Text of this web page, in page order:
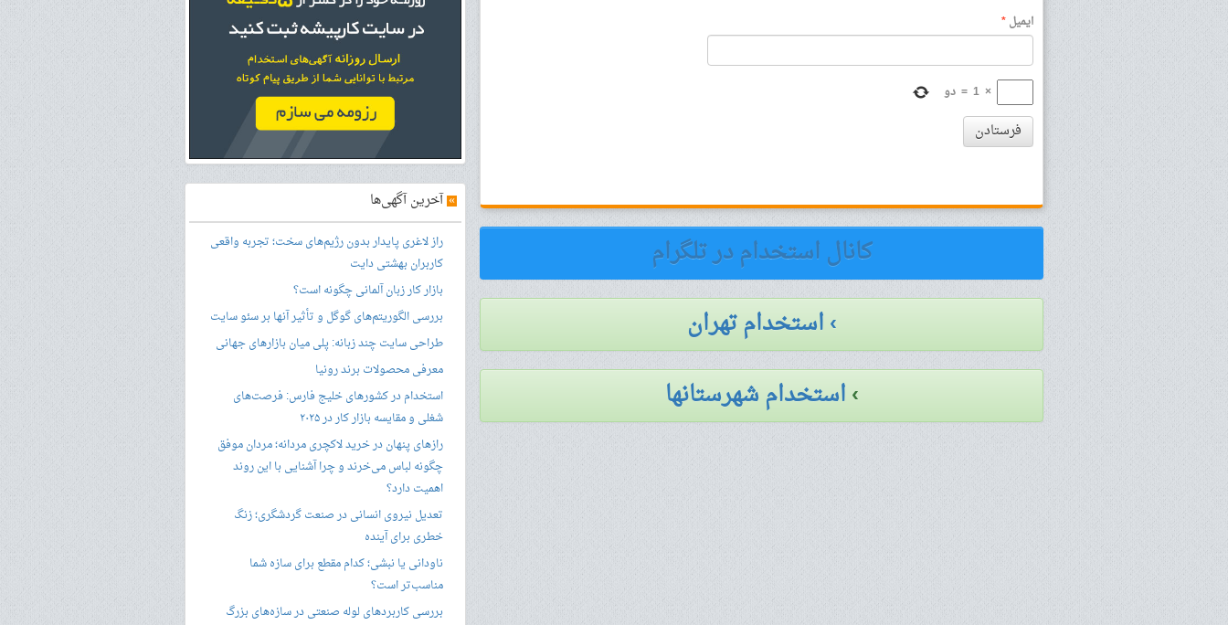
ایمیل*
×
1
= دو
فرستادن
کانال استخدام در تلگرام
› استخدام تهران
›استخدام شهرستانها
»آخرین آگهی‌ها
راز لاغری پایدار بدون رژیم‌های سخت؛ تجربه واقعی
کاربران بهشتی دایت
بازار کار زبان آلمانی چگونه است؟
بررسی الگوریتم‌های گوگل و تأثیر آنها بر سئو سایت
طراحی سایت چند زبانه: پلی میان بازارهای جهانی
معرفی محصولات برند رونیا
استخدام در کشورهای خلیج فارس: فرصت‌های
شغلی و مقایسه بازار کار در ۲۰۲۵
رازهای پنهان در خرید لاکچری مردانه؛ مردان موفق
چگونه لباس می‌خرند و چرا آشنایی با این روند
اهمیت دارد؟
تعدیل نیروی انسانی در صنعت گردشگری؛ زنگ
خطری برای آینده
ناودانی یا نبشی؛ کدام مقطع برای سازه شما
مناسب‌تر است؟
بررسی کاربردهای لوله صنعتی در سازه‌های بزرگ